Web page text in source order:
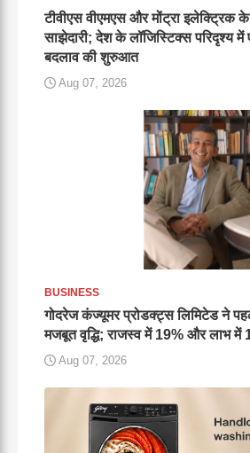
टीवीएस वीएमएस और मोंट्रा इलेक्ट्रिक
साझेदारी; देश के लॉजिस्टिक्स परिदृश्य में
बदलाव की शुरुआत
Aug 07, 2026
BUSINESS
गोदरेज कंज्यूमर प्रोडक्ट्स लिमिटेड ने
मजबूत वृद्धि; राजस्व में 19% और लाभ में
Aug 07, 2026